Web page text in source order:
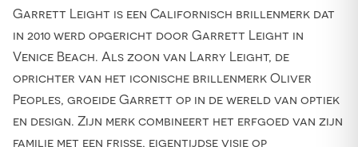
Garrett Leight is een Californisch brillenmerk dat
in 2010 werd opgericht door Garrett Leight in
Venice Beach. Als zoon van Larry Leight, de
oprichter van het iconische brillenmerk Oliver
Peoples, groeide Garrett op in de wereld van optiek
en design. Zijn merk combineert het erfgoed van zijn
familie met een frisse, eigentijdse visie op